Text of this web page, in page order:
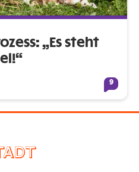
„Es steht
9